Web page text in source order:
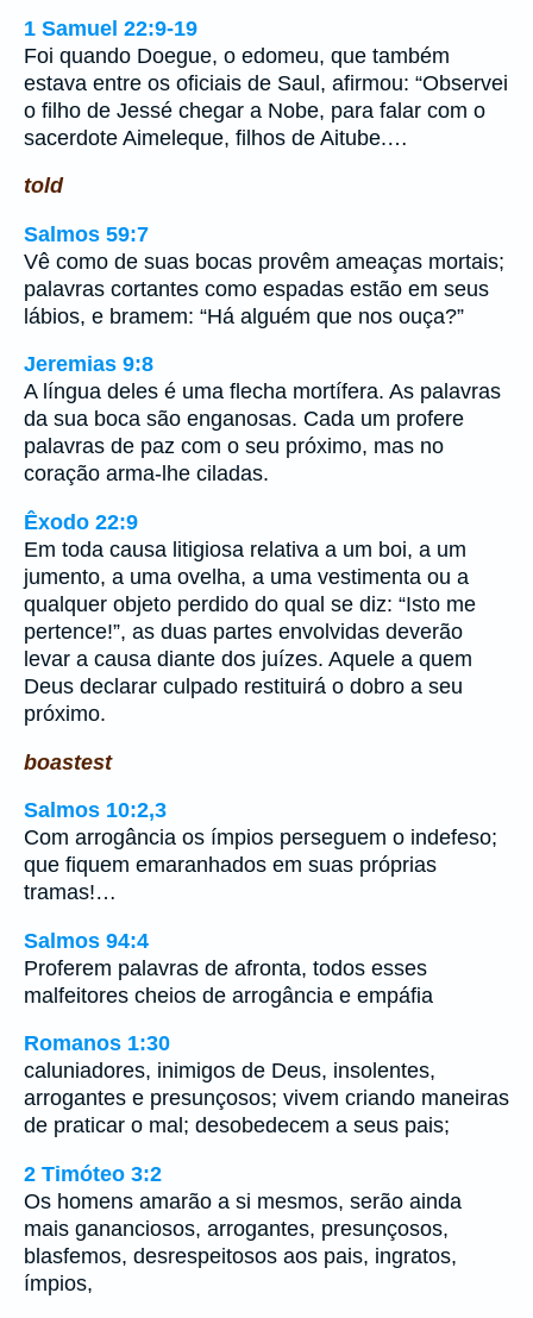
1 Samuel 22:9-19
Foi quando Doegue, o edomeu, que também
estava entre os oficiais de Saul, afirmou: “Observei
o filho de Jessé chegar a Nobe, para falar com o
sacerdote Aimeleque, filhos de Aitube.…
told
Salmos 59:7
Vê como de suas bocas provêm ameaças mortais;
palavras cortantes como espadas estão em seus
lábios, e bramem: “Há alguém que nos ouça?”
Jeremias 9:8
A língua deles é uma flecha mortífera. As palavras
da sua boca são enganosas. Cada um profere
palavras de paz com o seu próximo, mas no
coração arma-lhe ciladas.
Êxodo 22:9
Em toda causa litigiosa relativa a um boi, a um
jumento, a uma ovelha, a uma vestimenta ou a
qualquer objeto perdido do qual se diz: “Isto me
pertence!”, as duas partes envolvidas deverão
levar a causa diante dos juízes. Aquele a quem
Deus declarar culpado restituirá o dobro a seu
próximo.
boastest
Salmos 10:2,3
Com arrogância os ímpios perseguem o indefeso;
que fiquem emaranhados em suas próprias
tramas!…
Salmos 94:4
Proferem palavras de afronta, todos esses
malfeitores cheios de arrogância e empáfia
Romanos 1:30
caluniadores, inimigos de Deus, insolentes,
arrogantes e presunçosos; vivem criando maneiras
de praticar o mal; desobedecem a seus pais;
2 Timóteo 3:2
Os homens amarão a si mesmos, serão ainda
mais gananciosos, arrogantes, presunçosos,
blasfemos, desrespeitosos aos pais, ingratos,
ímpios,